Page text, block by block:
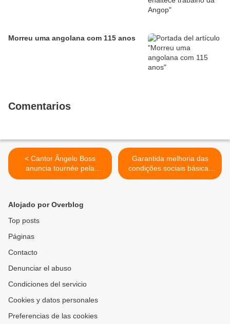
Morreu uma angolana com 115 anos
Comentarios
< Cantor Ângelo Boss
anuncia tournée pela
Europa
Garantida melhoria das
condições sociais básicas
aos habitantes de Kibokolo
Alojado por Overblog
Top posts
Páginas
Contacto
Denunciar el abuso
Condiciones del servicio
Cookies y datos personales
Preferencias de las cookies